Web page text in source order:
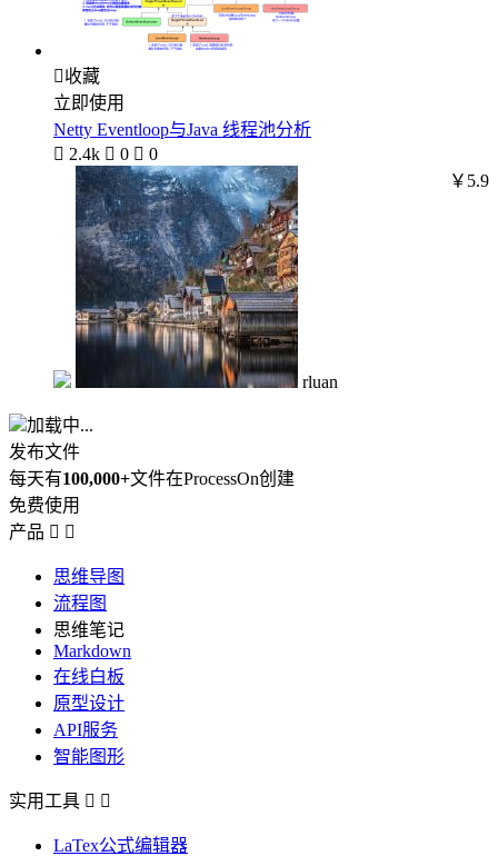
收藏
立即使用
Netty Eventloop与Java 线程池分析
 2.4k  0  0
rluan
￥5.9
加载中...
发布文件
每天有100,000+文件在ProcessOn创建
免费使用
产品  
思维导图
流程图
思维笔记
Markdown
在线白板
原型设计
API服务
智能图形
实用工具  
LaTex公式编辑器